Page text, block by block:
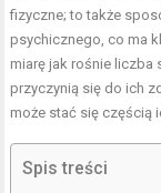
fizyczne; to także
psychicznego, co ma
miarę jak rośnie
przyczynią się do ich
może stać się częścią
Spis treści